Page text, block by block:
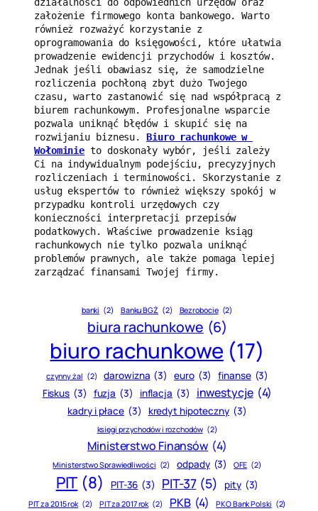
działalności do odpowiednich urzędów oraz
założenie firmowego konta bankowego. Warto
również rozważyć korzystanie z
oprogramowania do księgowości, które ułatwia
prowadzenie ewidencji przychodów i kosztów.
Jednak jeśli obawiasz się, że samodzielne
rozliczenia pochłoną zbyt dużo Twojego
czasu, warto zastanowić się nad współpracą z
biurem rachunkowym. Profesjonalne wsparcie
pozwala uniknąć błędów i skupić się na
rozwijaniu biznesu. Biuro rachunkowe w
Wołominie to doskonały wybór, jeśli zależy
Ci na indywidualnym podejściu, precyzyjnych
rozliczeniach i terminowości. Skorzystanie z
usług ekspertów to również większy spokój w
przypadku kontroli urzędowych czy
konieczności interpretacji przepisów
podatkowych. Właściwe prowadzenie ksiąg
rachunkowych nie tylko pozwala uniknąć
problemów prawnych, ale także pomaga lepiej
zarządzać finansami Twojej firmy.
banki (2) Banku BGŻ (2) Bezrobocie (2)
biura rachunkowe (6)
biuro rachunkowe (17)
czynny żal (2) darowizna (3) euro (3) finanse (3)
Fiskus (3) fuzja (3) inflacja (3) inwestycje (4)
kadry i płace (3) kredyt hipoteczny (3)
księgi przychodów i rozchodów (2)
Ministerstwo Finansów (4)
Ministerstwo Sprawiedliwości (2) odpady (3) OFE (2)
PIT (8) PIT-36 (3) PIT-37 (5) pity (3)
PIT za 2015 rok (2) PIT za 2017 rok (2) PKB (4) PKO Bank Polski (2)